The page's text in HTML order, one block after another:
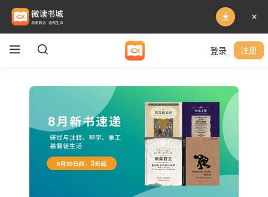
登录 注册